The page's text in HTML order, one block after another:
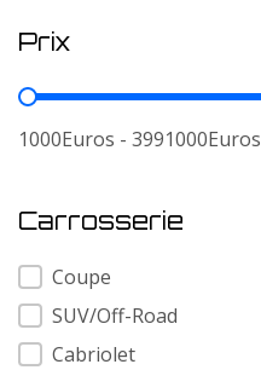
Prix
Prix
1000Euros - 3991000Euros
Carrosserie
Carrosserie
Coupe
SUV/Off-Road
Cabriolet